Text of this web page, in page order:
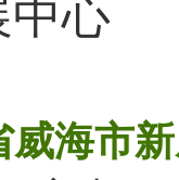
中心
威海市